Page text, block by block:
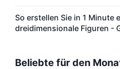
So erstellen Sie in 1 Minute
dreidimensionale Figuren -
Beliebte für den